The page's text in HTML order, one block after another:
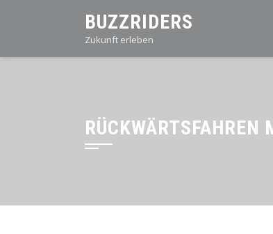
BUZZRIDERS
Zukunft erleben
RÜCKWÄRTSFAHREN